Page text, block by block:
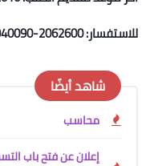
للاستفسار: 2062600-0592940090
شاهد أيضًا
محاسب
إعلان عن فتح باب